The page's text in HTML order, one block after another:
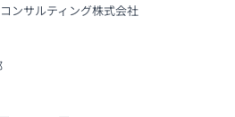
ンサルティング株式会社